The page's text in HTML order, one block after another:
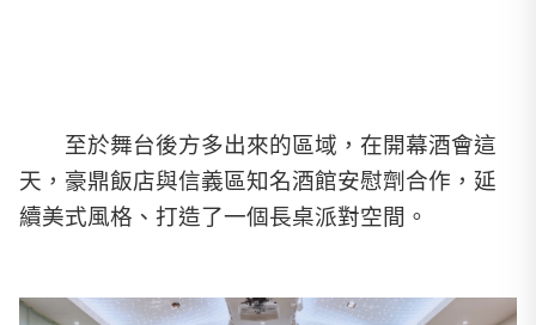
至於舞台後方多出來的區域，在開幕酒會這
天，豪鼎飯店與信義區知名酒館安慰劑合作，延
續美式風格、打造了一個長桌派對空間。